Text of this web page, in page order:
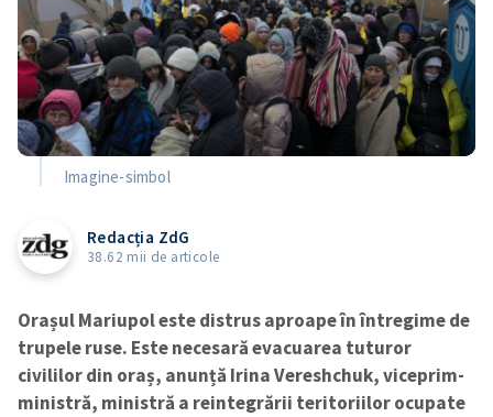
Imagine-simbol
Redacția ZdG
38.62 mii de articole
Orașul Mariupol este distrus aproape în întregime de
trupele ruse. Este necesară evacuarea tuturor
civililor din oraș, anunță Irina Vereshchuk, viceprim-
ministră, ministră a reintegrării teritoriilor ocupate